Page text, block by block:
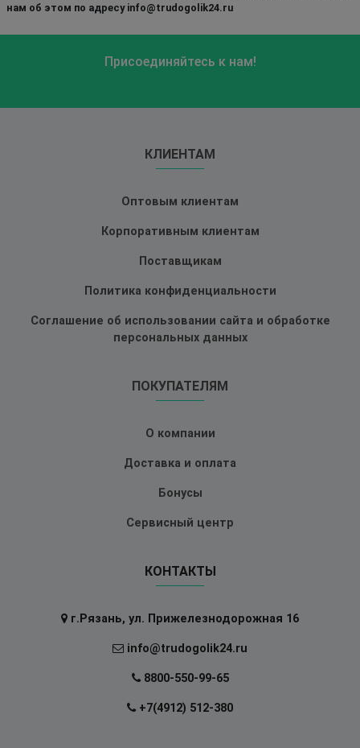
нам об этом по адресу info@trudogolik24.ru
Присоединяйтесь к нам!
КЛИЕНТАМ
Оптовым клиентам
Корпоративным клиентам
Поставщикам
Политика конфиденциальности
Соглашение об использовании сайта и обработке
персональных данных
ПОКУПАТЕЛЯМ
О компании
Доставка и оплата
Бонусы
Сервисный центр
КОНТАКТЫ
г.Рязань, ул. Прижелезнодорожная 16
info@trudogolik24.ru
8800-550-99-65
+7(4912) 512-380